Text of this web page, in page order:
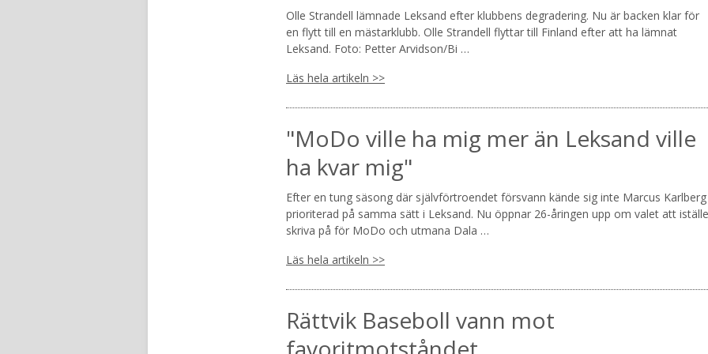
Olle Strandell lämnade Leksand efter klubbens degradering. Nu är backen klar för
en flytt till en mästarklubb. Olle Strandell flyttar till Finland efter att ha lämnat
Leksand. Foto: Petter Arvidson/Bi …
Läs hela artikeln >>
"MoDo ville ha mig mer än Leksand ville
ha kvar mig"
Efter en tung säsong där självförtroendet försvann kände sig inte Marcus Karlberg
prioriterad på samma sätt i Leksand. Nu öppnar 26-åringen upp om valet att
skriva på för MoDo och utmana Dala …
Läs hela artikeln >>
Rättvik Baseboll vann mot